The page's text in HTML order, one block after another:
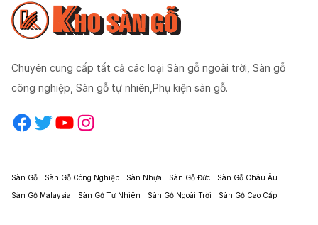
Chuyên cung cấp tất cả các loại Sàn gỗ ngoài trời, Sàn gỗ
công nghiệp, Sàn gỗ tự nhiên,Phụ kiện sàn gỗ.
Facebook Twitter YouTube Instagram
Sàn Gỗ Sàn Gỗ Công Nghiệp Sàn Nhựa Sàn Gỗ Đức Sàn Gỗ Châu Âu
Sàn Gỗ Malaysia Sàn Gỗ Tự Nhiên Sàn Gỗ Ngoài Trời Sàn Gỗ Cao Cấp